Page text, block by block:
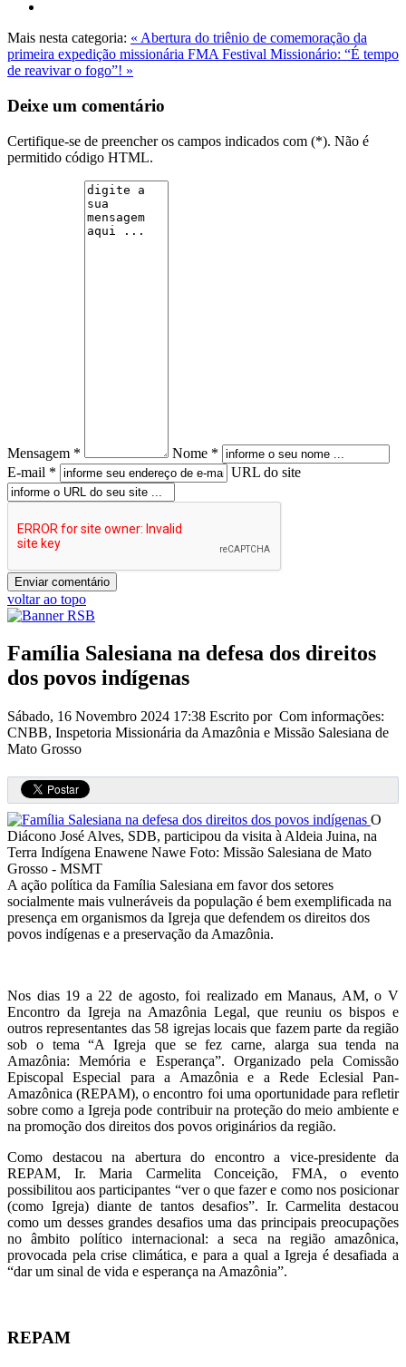
Mais nesta categoria: « Abertura do triênio de comemoração da
primeira expedição missionária FMA Festival Missionário: “É tempo
de reavivar o fogo”! »
Deixe um comentário
Certifique-se de preencher os campos indicados com (*). Não é
permitido código HTML.
Mensagem *
Nome *
E-mail *
URL do site
voltar ao topo
Família Salesiana na defesa dos direitos
dos povos indígenas
Sábado, 16 Novembro 2024 17:38 Escrito por Com informações:
CNBB, Inspetoria Missionária da Amazônia e Missão Salesiana de
Mato Grosso
O
Diácono José Alves, SDB, participou da visita à Aldeia Juina, na
Terra Indígena Enawene Nawe Foto: Missão Salesiana de Mato
Grosso - MSMT
A ação política da Família Salesiana em favor dos setores
socialmente mais vulneráveis da população é bem exemplificada na
presença em organismos da Igreja que defendem os direitos dos
povos indígenas e a preservação da Amazônia.
Nos dias 19 a 22 de agosto, foi realizado em Manaus, AM, o V
Encontro da Igreja na Amazônia Legal, que reuniu os bispos e
outros representantes das 58 igrejas locais que fazem parte da região
sob o tema “A Igreja que se fez carne, alarga sua tenda na
Amazônia: Memória e Esperança”. Organizado pela Comissão
Episcopal Especial para a Amazônia e a Rede Eclesial Pan-
Amazônica (REPAM), o encontro foi uma oportunidade para refletir
sobre como a Igreja pode contribuir na proteção do meio ambiente e
na promoção dos direitos dos povos originários da região.
Como destacou na abertura do encontro a vice-presidente da
REPAM, Ir. Maria Carmelita Conceição, FMA, o evento
possibilitou aos participantes “ver o que fazer e como nos posicionar
(como Igreja) diante de tantos desafios”. Ir. Carmelita destacou
como um desses grandes desafios uma das principais preocupações
no âmbito político internacional: a seca na região amazônica,
provocada pela crise climática, e para a qual a Igreja é desafiada a
“dar um sinal de vida e esperança na Amazônia”.
REPAM